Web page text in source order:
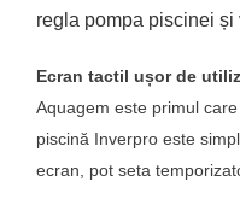
regla pompa piscinei
Ecran tactil ușor de
Aquagem este primul
piscină Inverpro este
ecran, pot seta